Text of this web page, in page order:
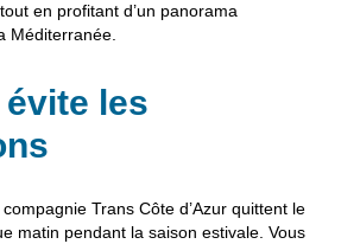
en profitant d’un panorama
Méditerranée.
les
Trans Côte d’Azur quittent le
matin pendant la saison estivale. Vous